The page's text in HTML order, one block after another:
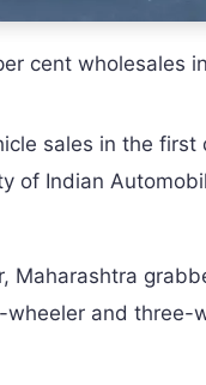
cent wholesales
sales in the first
of Indian
Maharashtra
wheeler and three-